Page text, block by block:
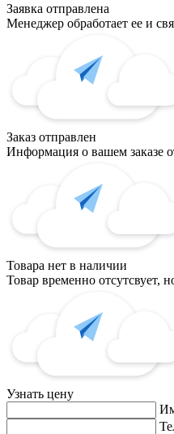
Заявка отправлена
Менеджер обработает ее и
Заказ отправлен
Информация о вашем заказе
Товара нет в наличии
Товар временно отсутсвует,
Узнать цену